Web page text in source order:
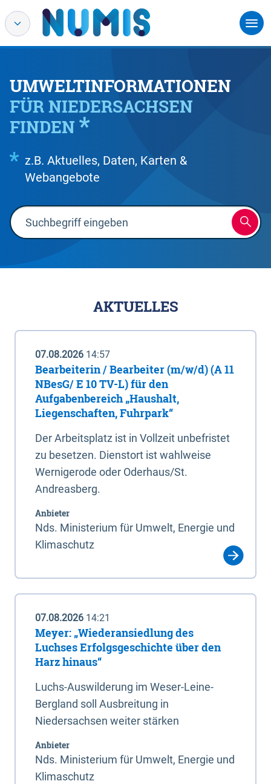
UMWELTINFORMATIONEN
FÜR NIEDERSACHSEN
FINDEN
z.B. Aktuelles, Daten, Karten &
Webangebote
AKTUELLES
07.08.2026 14:57
Bearbeiterin / Bearbeiter (m/w/d) (A 11
NBesG/ E 10 TV-L) für den
Aufgabenbereich „Haushalt,
Liegenschaften, Fuhrpark“
Der Arbeitsplatz ist in Vollzeit unbefristet
zu besetzen. Dienstort ist wahlweise
Wernigerode oder Oderhaus/St.
Andreasberg.
Anbieter
Nds. Ministerium für Umwelt, Energie und
Klimaschutz
07.08.2026 14:21
Meyer: „Wiederansiedlung des
Luchses Erfolgsgeschichte über den
Harz hinaus“
Luchs-Auswilderung im Weser-Leine-
Bergland soll Ausbreitung in
Niedersachsen weiter stärken
Anbieter
Nds. Ministerium für Umwelt, Energie und
Klimaschutz